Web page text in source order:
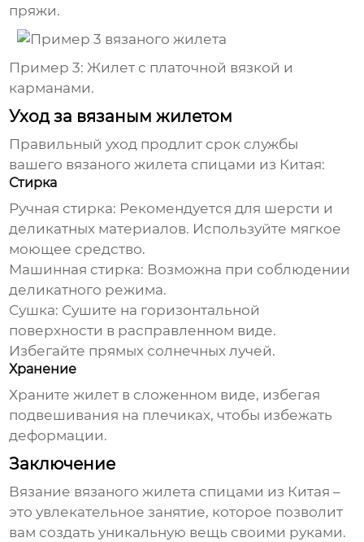
пряжи.
Пример 3: Жилет с платочной вязкой и
карманами.
Уход за вязаным жилетом
Правильный уход продлит срок службы
вашего вязаного жилета спицами из Китая:
Стирка
Ручная стирка: Рекомендуется для шерсти и
деликатных материалов. Используйте мягкое
моющее средство.
Машинная стирка: Возможна при соблюдении
деликатного режима.
Сушка: Сушите на горизонтальной
поверхности в расправленном виде.
Избегайте прямых солнечных лучей.
Хранение
Храните жилет в сложенном виде, избегая
подвешивания на плечиках, чтобы избежать
деформации.
Заключение
Вязание вязаного жилета спицами из Китая –
это увлекательное занятие, которое позволит
вам создать уникальную вещь своими руками.